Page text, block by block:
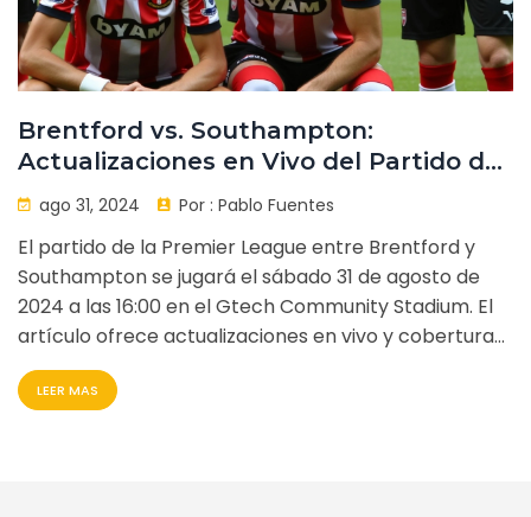
Brentford vs. Southampton:
Actualizaciones en Vivo del Partido de
la Premier League del 31 de Agosto de
2024
ago 31, 2024 Por : Pablo Fuentes
El partido de la Premier League entre Brentford y
Southampton se jugará el sábado 31 de agosto de
2024 a las 16:00 en el Gtech Community Stadium. El
artículo ofrece actualizaciones en vivo y cobertura
completa del partido, con análisis previo,
alineaciones de equipos y comentarios en tiempo
LEER MAS